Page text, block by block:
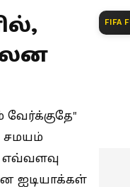
சமயம்
எவ்வளவு
ஐடியாக்கள்
FIFA